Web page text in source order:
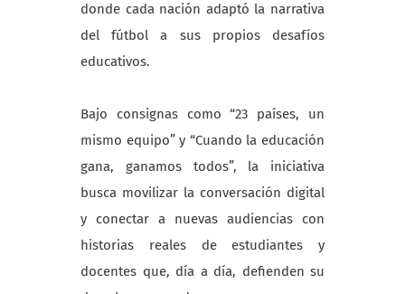
donde cada nación adaptó la narrativa
del fútbol a sus propios desafíos
educativos.
Bajo consignas como “23 países, un
mismo equipo” y “Cuando la educación
gana, ganamos todos”, la iniciativa
busca movilizar la conversación digital
y conectar a nuevas audiencias con
historias reales de estudiantes y
docentes que, día a día, defienden su